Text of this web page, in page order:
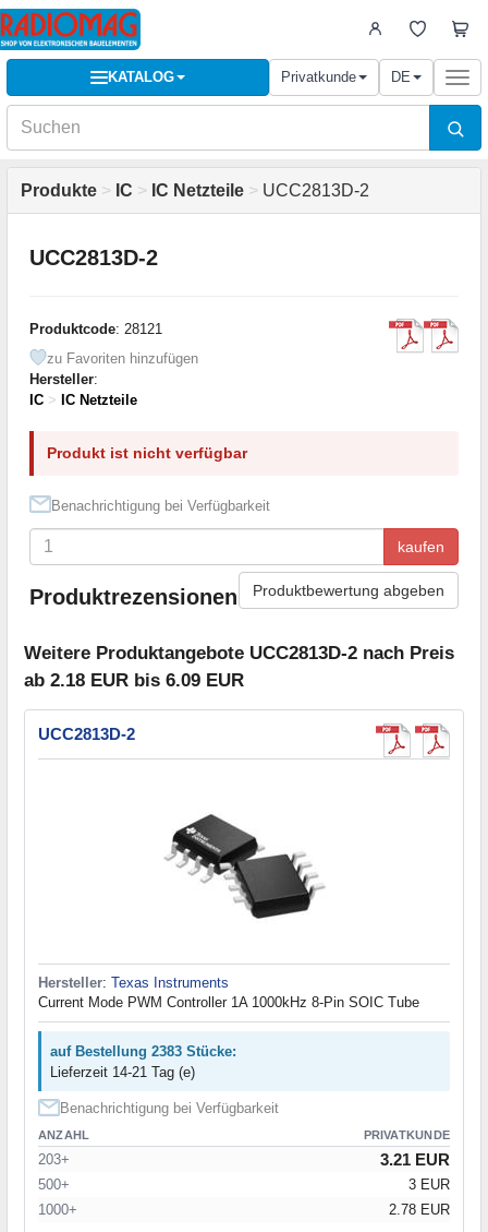
KATALOG Privatkunde DE
Produkte > IC > IC Netzteile > UCC2813D-2
UCC2813D-2
Produktcode: 28121
zu Favoriten hinzufügen
Hersteller:
IC > IC Netzteile
Produkt ist nicht verfügbar
Benachrichtigung bei Verfügbarkeit
kaufen
Produktrezensionen Produktbewertung abgeben
Weitere Produktangebote UCC2813D-2 nach Preis
ab 2.18 EUR bis 6.09 EUR
UCC2813D-2
Hersteller: Texas Instruments
Current Mode PWM Controller 1A 1000kHz 8-Pin SOIC Tube
auf Bestellung 2383 Stücke:
Lieferzeit 14-21 Tag (e)
Benachrichtigung bei Verfügbarkeit
ANZAHL PRIVATKUNDE
203+ 3.21 EUR
500+
3 EUR
1000+
2.78 EUR